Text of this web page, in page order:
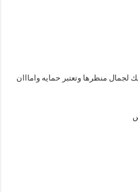
منظرها وتعتبر حمايه وامااان